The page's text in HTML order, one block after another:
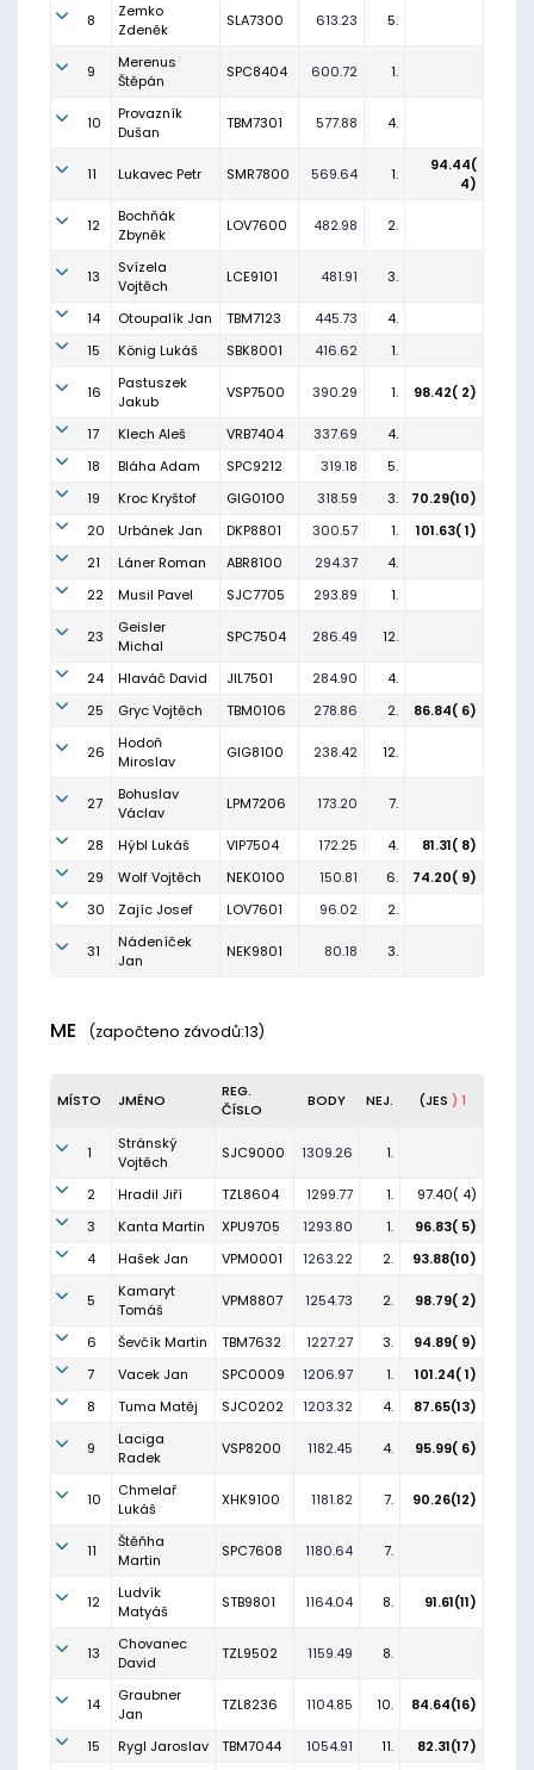
8
Zemko
Zdeněk
SLA7300 613.23 5.
9
Merenus
Štěpán
SPC8404 600.72 1.
10
Provazník
Dušan
TBM7301 577.88 4.
11 Lukavec Petr SMR7800 569.64 1.
94.44(
4)
12
Bochňák
Zbyněk
LOV7600 482.98 2.
13
Svízela
Vojtěch
LCE9101 481.91 3.
14 Otoupalík Jan TBM7123 445.73
4.
15
König Lukáš SBK8001 416.62 1.
16
Pastuszek
Jakub
VSP7500 390.29 1. 98.42( 2)
17 Klech Aleš VRB7404 337.69
4.
18
Bláha Adam SPC9212 319.18
5.
19
Kroc Kryštof GIG0100 318.59 3.
70.29(10)
20
Urbánek Jan DKP8801 300.57 1.
101.63( 1)
21
Láner Roman ABR8100 294.37
4.
22
Musil Pavel SJC7705 293.89 1.
23
Geisler
Michal
SPC7504 286.49 12.
24 Hlaváč David JIL7501 284.90
4.
25
Gryc Vojtěch TBM0106 278.86 2. 86.84( 6)
26
Hodoň
Miroslav
GIG8100 238.42 12.
27
Bohuslav
Václav
LPM7206 173.20 7.
28 Hýbl Lukáš VIP7504 172.25 4.
81.31( 8)
29
Wolf Vojtěch NEK0100 150.81 6.
74.20( 9)
30
Zajíc Josef LOV7601 96.02 2.
31
Nádeníček
Jan
NEK9801 80.18 3.
ME (započteno závodů:13)
MÍSTO JMÉNO
REG.
ČÍSLO
BODY NEJ. (JES ) 1
1
Stránský
Vojtěch
SJC9000 1309.26 1.
2 Hradil Jiří TZL8604 1299.77 1.
97.40( 4)
3
Kanta Martin XPU9705 1293.80 1.
96.83( 5)
4
Hašek Jan VPM0001 1263.22 2. 93.88(10)
5
Kamaryt
Tomáš
VPM8807 1254.73 2. 98.79( 2)
6 Ševčík Martin TBM7632 1227.27 3.
94.89( 9)
7
Vacek Jan SPC0009 1206.97 1.
101.24( 1)
8
Tuma Matěj SJC0202 1203.32 4. 87.65(13)
9
Laciga
Radek
VSP8200 1182.45 4. 95.99( 6)
10
Chmelař
Lukáš
XHK9100 1181.82 7. 90.26(12)
11
Štěňha
Martin
SPC7608 1180.64 7.
12
Ludvík
Matyáš
STB9801 1164.04 8. 91.61(11)
13
Chovanec
David
TZL9502 1159.49 8.
14
Graubner
Jan
TZL8236 1104.85 10. 84.64(16)
15 Rygl Jaroslav TBM7044 1054.91 11.
82.31(17)